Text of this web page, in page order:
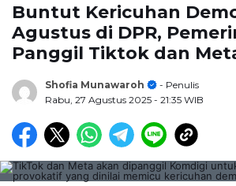
Buntut Kericuhan
Agustus di DPR,
Panggil Tiktok dan
Shofia Munawaroh
- Penulis
Rabu, 27 Agustus 2025 - 21:35 WIB